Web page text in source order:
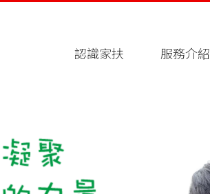
認識家扶 服務介紹